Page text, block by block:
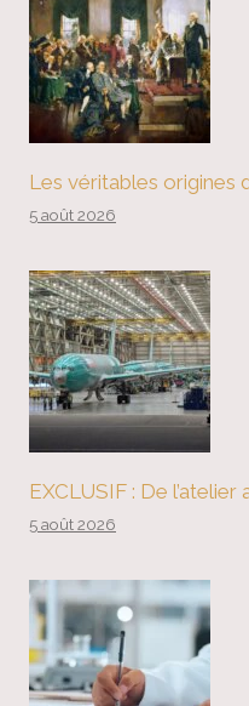
Les véritables origines
5 août 2026
EXCLUSIF : De
5 août 2026